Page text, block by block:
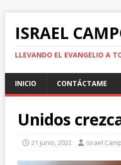
ISRAEL
LLEVANDO EL EVANGELIO A
INICIO CONTÁCTAME
Unidos
21 junio, 2022 Israel